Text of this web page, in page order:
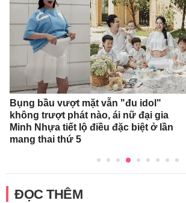
Bụng bầu vượt mặt vẫn "đu idol"
không trượt phát nào, ái nữ đại gia
Minh Nhựa tiết lộ điều đặc biệt ở lần
mang thai thứ 5
ĐỌC THÊM